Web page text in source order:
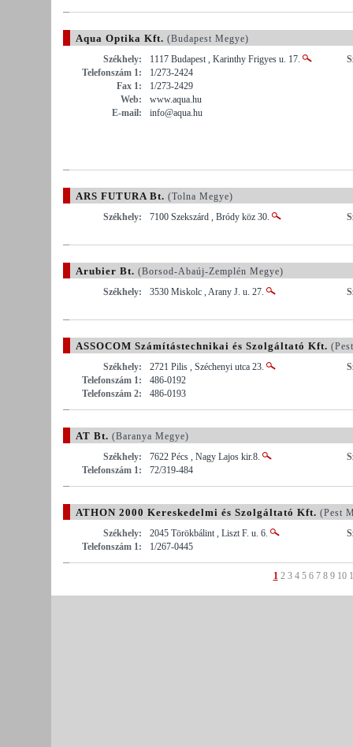
Aqua Optika Kft. (Budapest Megye)
Székhely:
1117 Budapest , Karinthy Frigyes u. 17.
Telefonszám 1:
1/273-2424
Fax 1:
1/273-2429
Web:
www.aqua.hu
E-mail:
info@aqua.hu
ARS FUTURA Bt. (Tolna Megye)
Székhely:
7100 Szekszárd , Bródy köz 30.
Arubier Bt. (Borsod-Abaúj-Zemplén Megye)
Székhely:
3530 Miskolc , Arany J. u. 27.
ASSOCOM Számítástechnikai és Szolgáltató Kft.
Székhely:
2721 Pilis , Széchenyi utca 23.
Telefonszám 1:
486-0192
Telefonszám 2:
486-0193
AT Bt. (Baranya Megye)
Székhely:
7622 Pécs , Nagy Lajos kir.8.
Telefonszám 1:
72/319-484
ATHON 2000 Kereskedelmi és Szolgáltató Kft. (Pest
Székhely:
2045 Törökbálint , Liszt F. u. 6.
Telefonszám 1:
1/267-0445
1 2 3 4 5 6 7 8 9 10